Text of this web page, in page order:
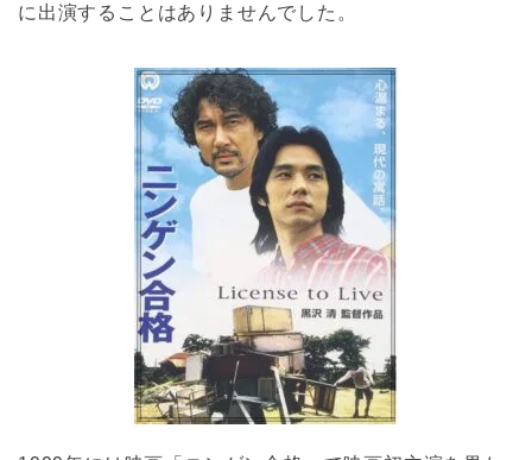
に出演することはありませんでした。